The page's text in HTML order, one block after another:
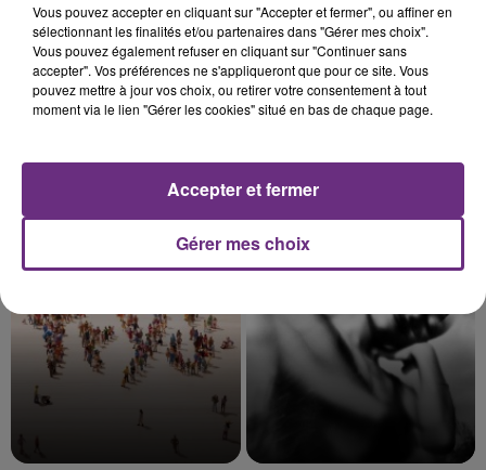
NELLY FURTADO
Say It Right Fever Dream
15h29
15h29 15h26
15h26
Vous pouvez accepter en cliquant sur "Accepter et fermer", ou affiner en
sélectionnant les finalités et/ou partenaires dans "Gérer mes choix".
Vous pouvez également refuser en cliquant sur "Continuer sans
accepter". Vos préférences ne s'appliqueront que pour ce site. Vous
pouvez mettre à jour vos choix, ou retirer votre consentement à tout
moment via le lien "Gérer les cookies" situé en bas de chaque page.
Gérer mes choix
Accepter et fermer